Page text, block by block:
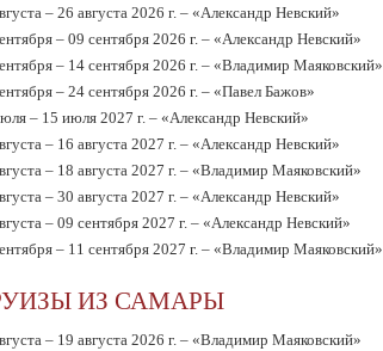
– 26 августа 2026 г. – «Александр Невский»
– 09 сентября 2026 г. – «Александр Невский»
– 14 сентября 2026 г. – «Владимир Маяковский»
– 24 сентября 2026 г. – «Павел Бажов»
– 15 июля 2027 г. – «Александр Невский»
– 16 августа 2027 г. – «Александр Невский»
– 18 августа 2027 г. – «Владимир Маяковский»
– 30 августа 2027 г. – «Александр Невский»
– 09 сентября 2027 г. – «Александр Невский»
– 11 сентября 2027 г. – «Владимир Маяковский»
ИЗ САМАРЫ
– 19 августа 2026 г. – «Владимир Маяковский»